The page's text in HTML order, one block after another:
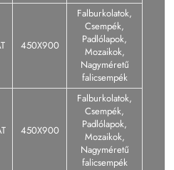
450X900
Falburkolatok,
Csempék,
Padlólapok,
Mozaikok,
Nagyméretű
falicsempék
450X900
Falburkolatok,
Csempék,
Padlólapok,
Mozaikok,
Nagyméretű
falicsempék